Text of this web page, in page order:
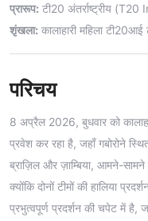
प्रारूप: टी20 अंतर्राष्ट्रीय
शृंखला: कालाहारी महिला
परिचय
8 अप्रैल 2026, बुधवार को
प्रवेश कर रहा है, जहाँ गबोरोने
ब्राज़िल और ज़ाम्बिया, आमने-
क्योंकि दोनों टीमों की हालिया
प्रभुत्वपूर्ण प्रदर्शन की चपेट में है,